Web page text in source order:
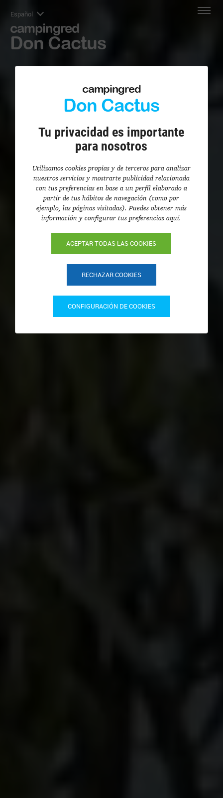
Español
campingred
Don Cactus
campingred
Don Cactus
Tu privacidad es importante
para nosotros
Utilizamos cookies propias y de terceros para analizar
nuestros servicios y mostrarte publicidad relacionada
con tus preferencias en base a un perfil elaborado a
partir de tus hábitos de navegación (como por
ejemplo, las páginas visitadas). Puedes obtener más
información y configurar tus preferencias aquí.
ACEPTAR TODAS LAS COOKIES
RECHAZAR COOKIES
CONFIGURACIÓN DE COOKIES